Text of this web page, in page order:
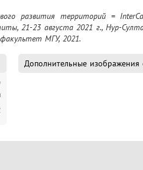
21-23 августа 2021 г., Нур-
МГУ, 2021.
Дополнительные изображения